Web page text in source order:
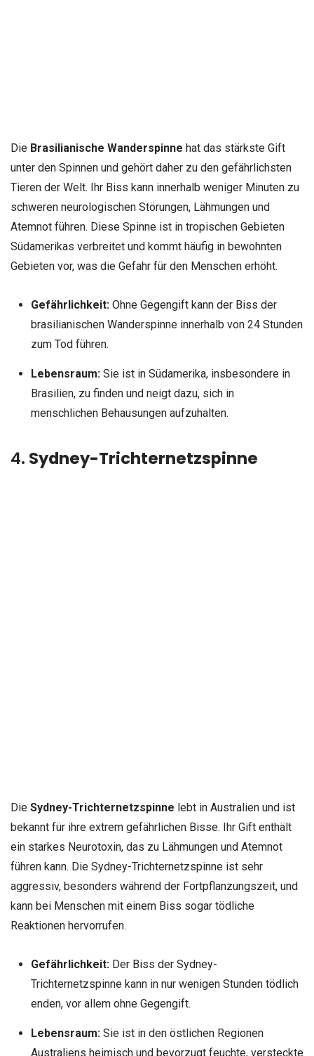
Die Brasilianische Wanderspinne hat das stärkste Gift
unter den Spinnen und gehört daher zu den gefährlichsten
Tieren der Welt. Ihr Biss kann innerhalb weniger Minuten zu
schweren neurologischen Störungen, Lähmungen und
Atemnot führen. Diese Spinne ist in tropischen Gebieten
Südamerikas verbreitet und kommt häufig in bewohnten
Gebieten vor, was die Gefahr für den Menschen erhöht.
Gefährlichkeit:Ohne Gegengift kann der Biss der
brasilianischen Wanderspinne innerhalb von 24 Stunden
zum Tod führen.
Lebensraum:Sie ist in Südamerika, insbesondere in
Brasilien, zu finden und neigt dazu, sich in
menschlichen Behausungen aufzuhalten.
4. Sydney-Trichternetzspinne
Die Sydney-Trichternetzspinne lebt in Australien und ist
bekannt für ihre extrem gefährlichen Bisse. Ihr Gift enthält
ein starkes Neurotoxin, das zu Lähmungen und Atemnot
führen kann. Die Sydney-Trichternetzspinne ist sehr
aggressiv, besonders während der Fortpflanzungszeit, und
kann bei Menschen mit einem Biss sogar tödliche
Reaktionen hervorrufen.
Gefährlichkeit:Der Biss der Sydney-
Trichternetzspinne kann in nur wenigen Stunden tödlich
enden, vor allem ohne Gegengift.
Lebensraum:Sie ist in den östlichen Regionen
Australiens heimisch und bevorzugt feuchte, versteckte